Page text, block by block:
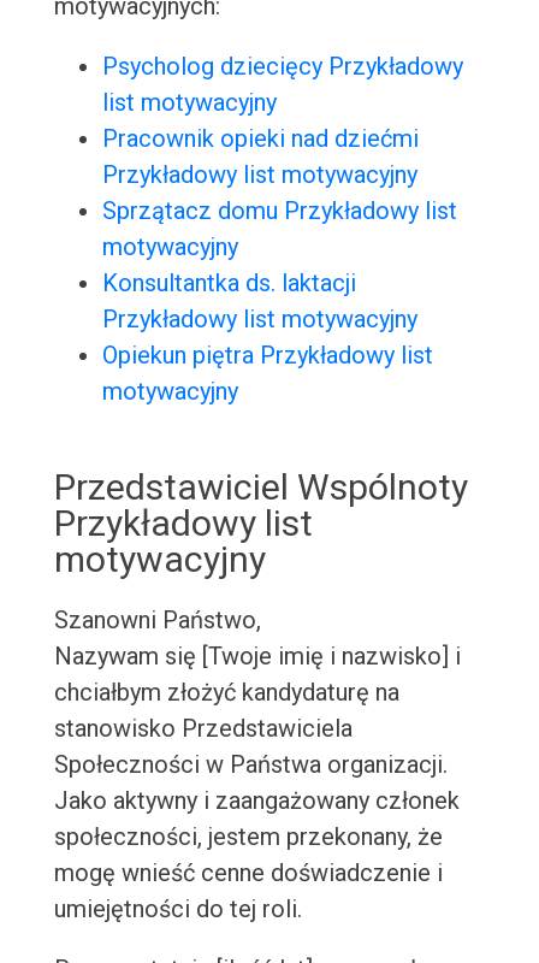
motywacyjnych:
Psycholog dziecięcy Przykładowy
list motywacyjny
Pracownik opieki nad dziećmi
Przykładowy list motywacyjny
Sprzątacz domu Przykładowy list
motywacyjny
Konsultantka ds. laktacji
Przykładowy list motywacyjny
Opiekun piętra Przykładowy list
motywacyjny
Przedstawiciel Wspólnoty
Przykładowy list
motywacyjny
Szanowni Państwo,
Nazywam się [Twoje imię i nazwisko] i
chciałbym złożyć kandydaturę na
stanowisko Przedstawiciela
Społeczności w Państwa organizacji.
Jako aktywny i zaangażowany członek
społeczności, jestem przekonany, że
mogę wnieść cenne doświadczenie i
umiejętności do tej roli.